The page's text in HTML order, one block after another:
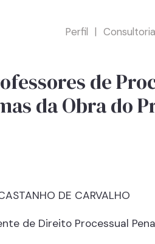
Perfil Consultoria
de
da Obra do
DE CARVALHO
de Direito Processual